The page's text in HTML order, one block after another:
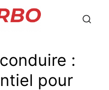
:
pour